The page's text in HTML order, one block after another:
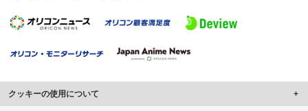
クッキーの使用について